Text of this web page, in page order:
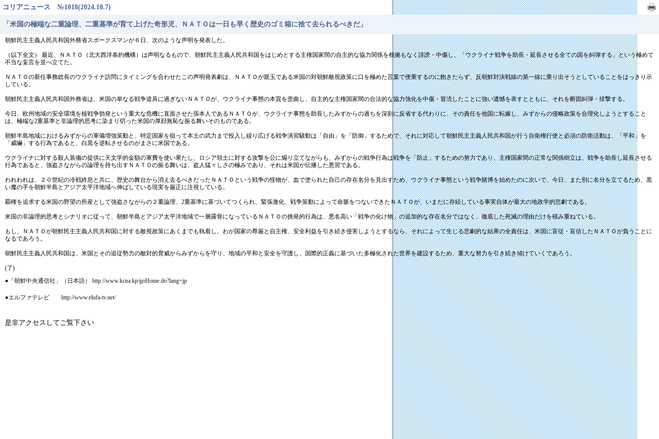
コリアニュース №1018(2024.10.7)
「米国の極端な二重論理、二重基準が育て上げた奇形児、ＮＡＴＯは一日も早く歴史のゴミ箱に捨て去られるべきだ」
朝鮮民主主義人民共和国外務省スポークスマンが６日、次のような声明を発表した。
（以下全文） 最近、ＮＡＴＯ（北大西洋条約機構）は声明なるもので、朝鮮民主主義人民共和国をはじめとする主権国家間の自主的な協力関係を根拠もなく誹謗・中傷し、「ウクライナ戦争を助長・延長させる全ての国を糾弾する」という極めて
不当な妄言を並べ立てた。
ＮＡＴＯの新任事務総長のウクライナ訪問にタイミングを合わせたこの声明発表劇は、ＮＡＴＯが親玉である米国の対朝鮮敵視政策に口を極めた言葉で便乗するのに飽きたらず、反朝鮮対決戦線の第一線に乗り出そうとしていることをはっきり示
している。
朝鮮民主主義人民共和国外務省は、米国の単なる戦争道具に過ぎないＮＡＴＯが、ウクライナ事態の本質を歪曲し、自主的な主権国家間の合法的な協力強化を中傷・冒涜したことに強い遺憾を表すとともに、それを断固糾弾・排撃する。
今日、欧州地域の安全環境を核戦争勃発という重大な危機に直面させた張本人であるＮＡＴＯが、ウクライナ事態を助長したみずからの過ちを深刻に反省する代わりに、その責任を他国に転嫁し、みずからの侵略政策を合理化しようとすること
は、極端な2重基準と非論理的思考に染まり切った米国の厚顔無恥な振る舞いそのものである。
朝鮮半島地域におけるみずからの軍備増強策動と、特定国家を狙って本土の武力まで投入し繰り広げる戦争演習騒動は「自由」を「防御」するためで、それに対応して朝鮮民主主義人民共和国が行う自衛権行使と必須の防衛活動は、「平和」を
「威嚇」する行為であると、白黒を逆転させるのがまさに米国である。
ウクライナに対する殺人装備の提供に天文学的金額の軍費を使い果たし、ロシア領土に対する攻撃を公に煽り立てながらも、みずからの戦争行為は戦争を「防止」するための努力であり、主権国家間の正常な関係樹立は、戦争を助長し延長させる
行為であると、強盗さながらの論理を持ち出すＮＡＴＯの振る舞いは、盗人猛々しさの極みであり、それは米国が伝播した悪習である。
われわれは、２０世紀の冷戦終息と共に、歴史の舞台から消え去るべきだったＮＡＴＯという戦争の怪物が、血で塗られた自己の存在名分を見出すため、ウクライナ事態という戦争賭博を始めたのに次いで、今日、また別に名分を立てるため、黒
い魔の手を朝鮮半島とアジア太平洋地域へ伸ばしている現実を厳正に注視している。
覇権を追求する米国の野望の所産として強盗さながらの２重論理、2重基準に基づいてつくられ、緊張激化、戦争策動によって命脈をつないできたＮＡＴＯが、いまだに存続している事実自体が最大の地政学的悲劇である。
米国の非論理的思考とシナリオに従って、朝鮮半島とアジア太平洋地域で一層露骨になっているＮＡＴＯの挑発的行為は、悪名高い「戦争の化け物」の追加的な存在名分ではなく、徹底した死滅の理由だけを積み重ねている。
もし、ＮＡＴＯが朝鮮民主主義人民共和国に対する敵視政策にあくまでも執着し、わが国家の尊厳と自主権、安全利益を引き続き侵害しようとするなら、それによって生じる悲劇的な結果の全責任は、米国に盲従・盲信したＮＡＴＯが負うことに
なるであろう。
朝鮮民主主義人民共和国は、米国とその追従勢力の敵対的脅威からみずからを守り、地域の平和と安全を守護し、国際的正義に基づいた多極化された世界を建設するため、重大な努力を引き続き傾けていくであろう。
(了)
●「朝鮮中央通信社」（日本語） http://www.kcna.kp/goHome.do?lang=jp
●エルファテレビ http://www.elufa-tv.net/
是非アクセスしてご覧下さい